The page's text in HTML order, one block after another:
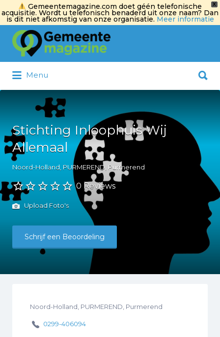
X
Gemeentemagazine.com doet géén telefonische
acquisitie. Wordt u telefonisch benaderd uit onze naam? Dan
is dit niet afkomstig van onze organisatie. Meer informatie
Zoek
naar:
Menu
naar:
Stichting Inloophuis Wij
Allemaal
Noord-Holland, PURMEREND, Purmerend
0 Reviews
Upload Foto's
Schrijf een Beoordeling
Noord-Holland, PURMEREND, Purmerend
0299-406094